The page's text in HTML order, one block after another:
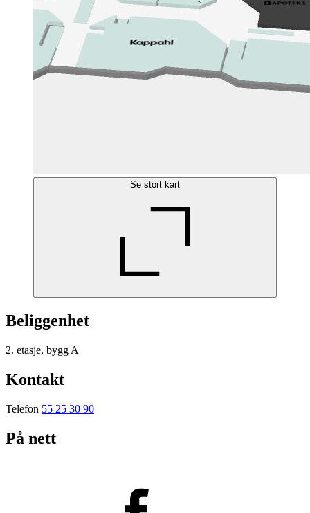
Se stort kart
Beliggenhet
2. etasje, bygg A
Kontakt
Telefon 55 25 30 90
På nett